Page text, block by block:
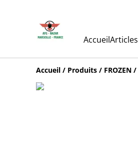
AccueilArticles
Accueil / Produits / FROZEN /